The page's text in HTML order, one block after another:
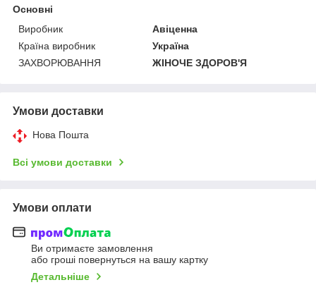
Основні
Виробник
Авіценна
Країна виробник
Україна
ЗАХВОРЮВАННЯ
ЖІНОЧЕ ЗДОРОВ'Я
Умови доставки
Нова Пошта
Всі умови доставки
Умови оплати
Ви отримаєте замовлення
або гроші повернуться на вашу картку
Детальніше